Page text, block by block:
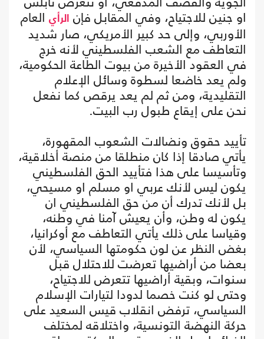
او جنين للاجتياح، وفي المقابل فإن الرأي العام
الأوربي، وإلى حد كبير الأمريكي، صار شديد
التعاطف مع الشعب الفلسطيني لأنه خرج
في العقود الأخيرة من بيوت الطاعة الحكومية،
ولم يعد خاضعا لسطوة وسائل الإعلام
التقليدية، ومن ثم لم يعد يرقص كما نفعل
نحن على إيقاع طبول رب البيت.
تأييد حقوق ونضالات الشعوب المقهورة،
يأتي صادقا إذا كان منطلقا من منصة أخلاقية،
وتأسيسا على هذا فتأييد الحق الفلسطيني
يكون ليس لأنك عربي او مسلم او مسيحي،
بل لأنك تدرك أن من حق الفلسطيني ان
يكون له وطن، وأن يعيش آمنا في وطنه،
وقياسا على ذلك يأتي التعاطف مع أوكرانيا،
بغض النظر عن لون حكومتها السياسي، لأن
بعضا من أراضيها تعرضت للاحتلال قبل
سنوات، وبقية أراضيها تتعرض للاجتياح،
وحتى لو كنت خصما لدودا لتيارات الإسلام
السياسي، ترفض انقلاب قيس السعيد على
حركة النهضة التونسية، واختلاقه لمختلف